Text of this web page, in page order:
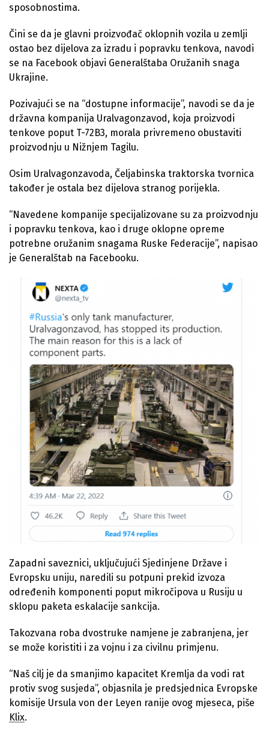
sposobnostima.
Čini se da je glavni proizvođač oklopnih vozila u zemlji
ostao bez dijelova za izradu i popravku tenkova, navodi
se na Facebook objavi Generalštaba Oružanih snaga
Ukrajine.
Pozivajući se na “dostupne informacije”, navodi se da je
državna kompanija Uralvagonzavod, koja proizvodi
tenkove poput T-72B3, morala privremeno obustaviti
proizvodnju u Nižnjem Tagilu.
Osim Uralvagonzavoda, Čeljabinska traktorska tvornica
također je ostala bez dijelova stranog porijekla.
“Navedene kompanije specijalizovane su za proizvodnju
i popravku tenkova, kao i druge oklopne opreme
potrebne oružanim snagama Ruske Federacije”, napisao
je Generalštab na Facebooku.
Zapadni saveznici, uključujući Sjedinjene Države i
Evropsku uniju, naredili su potpuni prekid izvoza
određenih komponenti poput mikročipova u Rusiju u
sklopu paketa eskalacije sankcija.
Takozvana roba dvostruke namjene je zabranjena, jer
se može koristiti i za vojnu i za civilnu primjenu.
“Naš cilj je da smanjimo kapacitet Kremlja da vodi rat
protiv svog susjeda”, objasnila je predsjednica Evropske
komisije Ursula von der Leyen ranije ovog mjeseca, piše
Klix.